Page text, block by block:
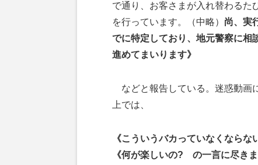
で通り、お客さまが入れ替わるた
を行っています。（中略） 尚、実
でに特定しており、地元警察に相
進めてまいります》
などと報告している。迷惑動画
上では、
《こういうバカっていなくならな
《何が楽しいの? の一言に尽きま